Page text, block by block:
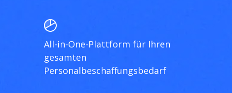
All-in-One-Plattform für Ihren
gesamten
Personalbeschaffungsbedarf